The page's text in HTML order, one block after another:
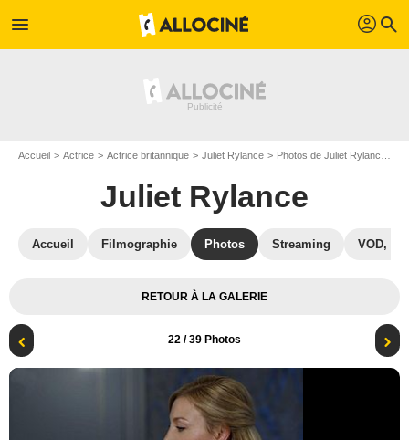
menu profil search
Accueil Actrice Actrice britannique Juliet Rylance Photos de Juliet Rylance
Juliet Rylance
Accueil Filmographie Photos Streaming VOD,
RETOUR À LA GALERIE
22 / 39 Photos